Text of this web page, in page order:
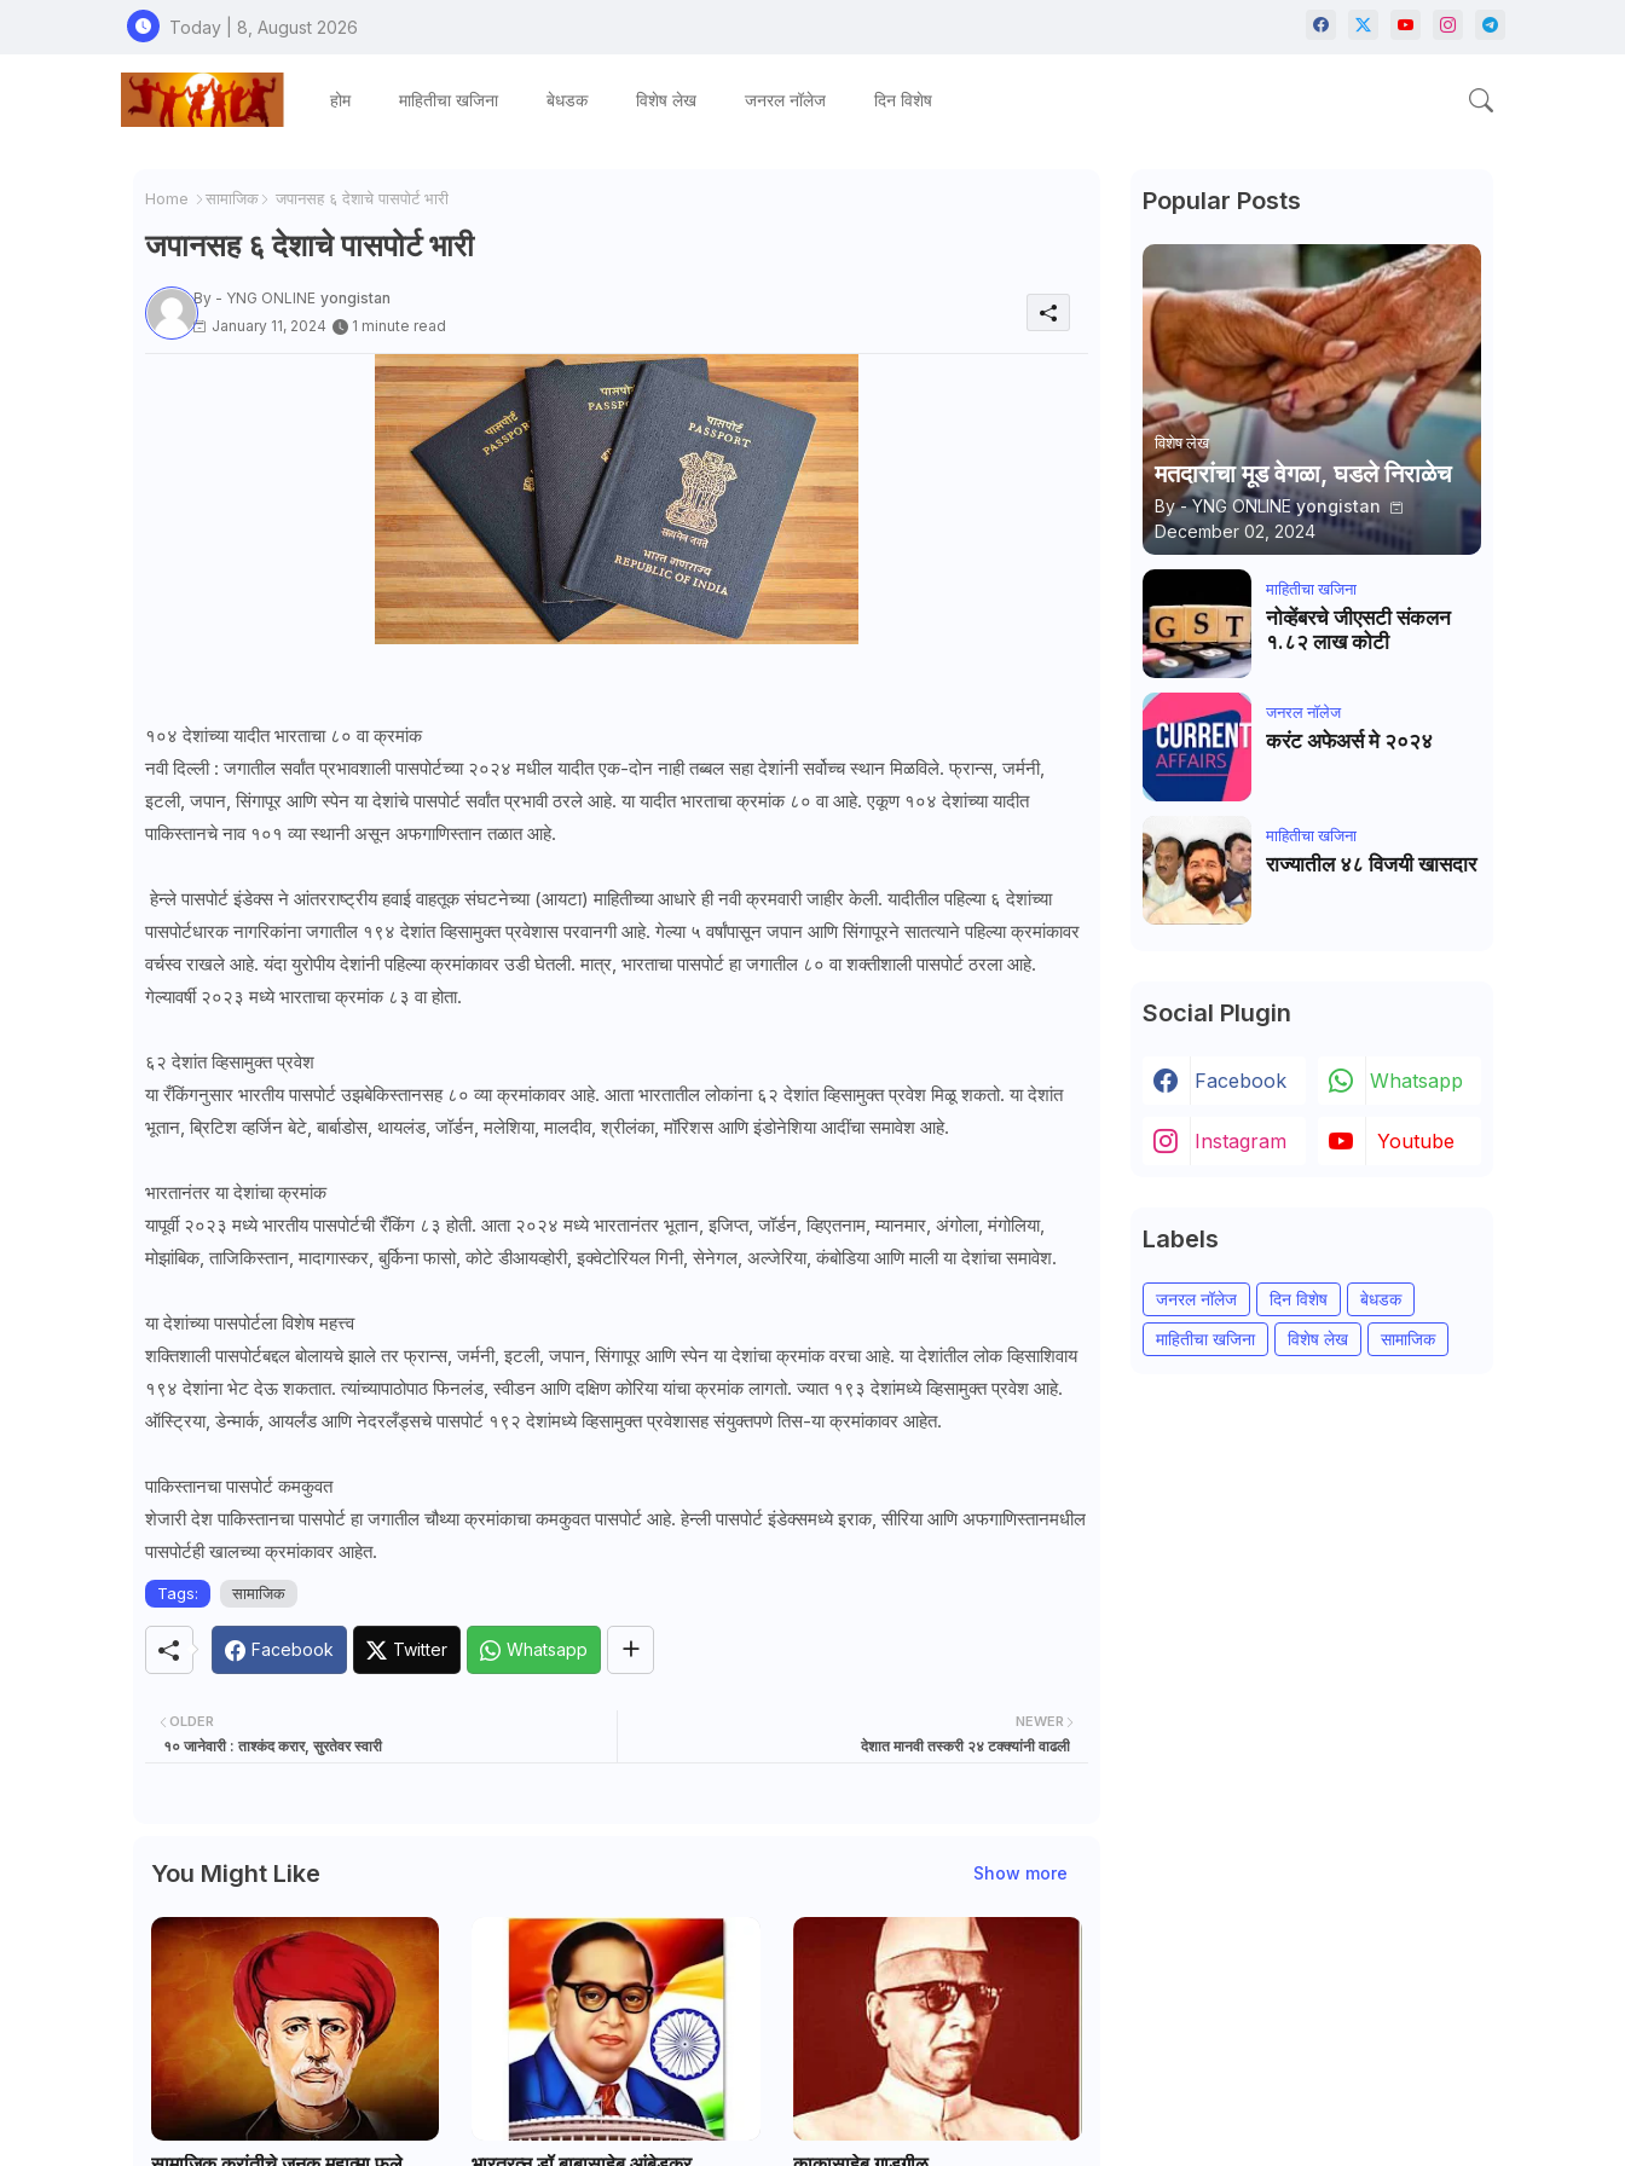
Today | 8, August 2026
होम माहितीचा खजिना बेधडक विशेष लेख जनरल नॉलेज दिन विशेष
Home सामाजिक जपानसह ६ देशाचे पासपोर्ट भारी
जपानसह ६ देशाचे पासपोर्ट भारी
By - YNG ONLINE yongistan
January 11, 2024
1 minute read
१०४ देशांच्या यादीत भारताचा ८० वा क्रमांक
नवी दिल्ली : जगातील सर्वांत प्रभावशाली पासपोर्टच्या २०२४ मधील यादीत एक-दोन नाही तब्बल सहा देशांनी सर्वोच्च स्थान मिळविले. फ्रान्स, जर्मनी,
इटली, जपान, सिंगापूर आणि स्पेन या देशांचे पासपोर्ट सर्वांत प्रभावी ठरले आहे. या यादीत भारताचा क्रमांक ८० वा आहे. एकूण १०४ देशांच्या यादीत
पाकिस्तानचे नाव १०१ व्या स्थानी असून अफगाणिस्तान तळात आहे.
हेन्ले पासपोर्ट इंडेक्स ने आंतरराष्ट्रीय हवाई वाहतूक संघटनेच्या (आयटा) माहितीच्या आधारे ही नवी क्रमवारी जाहीर केली. यादीतील पहिल्या ६ देशांच्या
पासपोर्टधारक नागरिकांना जगातील १९४ देशांत व्हिसामुक्त प्रवेशास परवानगी आहे. गेल्या ५ वर्षांपासून जपान आणि सिंगापूरने सातत्याने पहिल्या क्रमांकावर
वर्चस्व राखले आहे. यंदा युरोपीय देशांनी पहिल्या क्रमांकावर उडी घेतली. मात्र, भारताचा पासपोर्ट हा जगातील ८० वा शक्तीशाली पासपोर्ट ठरला आहे.
गेल्यावर्षी २०२३ मध्ये भारताचा क्रमांक ८३ वा होता.
६२ देशांत व्हिसामुक्त प्रवेश
या रँकिंगनुसार भारतीय पासपोर्ट उझबेकिस्तानसह ८० व्या क्रमांकावर आहे. आता भारतातील लोकांना ६२ देशांत व्हिसामुक्त प्रवेश मिळू शकतो. या देशांत
भूतान, ब्रिटिश व्हर्जिन बेटे, बार्बाडोस, थायलंड, जॉर्डन, मलेशिया, मालदीव, श्रीलंका, मॉरिशस आणि इंडोनेशिया आदींचा समावेश आहे.
भारतानंतर या देशांचा क्रमांक
यापूर्वी २०२३ मध्ये भारतीय पासपोर्टची रँकिंग ८३ होती. आता २०२४ मध्ये भारतानंतर भूतान, इजिप्त, जॉर्डन, व्हिएतनाम, म्यानमार, अंगोला, मंगोलिया,
मोझांबिक, ताजिकिस्तान, मादागास्कर, बुर्किना फासो, कोटे डीआयव्होरी, इक्वेटोरियल गिनी, सेनेगल, अल्जेरिया, कंबोडिया आणि माली या देशांचा समावेश.
या देशांच्या पासपोर्टला विशेष महत्त्व
शक्तिशाली पासपोर्टबद्दल बोलायचे झाले तर फ्रान्स, जर्मनी, इटली, जपान, सिंगापूर आणि स्पेन या देशांचा क्रमांक वरचा आहे. या देशांतील लोक व्हिसाशिवाय
१९४ देशांना भेट देऊ शकतात. त्यांच्यापाठोपाठ फिनलंड, स्वीडन आणि दक्षिण कोरिया यांचा क्रमांक लागतो. ज्यात १९३ देशांमध्ये व्हिसामुक्त प्रवेश आहे.
ऑस्ट्रिया, डेन्मार्क, आयर्लंड आणि नेदरलँड्सचे पासपोर्ट १९२ देशांमध्ये व्हिसामुक्त प्रवेशासह संयुक्तपणे तिस-या क्रमांकावर आहेत.
पाकिस्तानचा पासपोर्ट कमकुवत
शेजारी देश पाकिस्तानचा पासपोर्ट हा जगातील चौथ्या क्रमांकाचा कमकुवत पासपोर्ट आहे. हेन्ली पासपोर्ट इंडेक्समध्ये इराक, सीरिया आणि अफगाणिस्तानमधील
पासपोर्टही खालच्या क्रमांकावर आहेत.
Tags: सामाजिक
Facebook Twitter Whatsapp
NEWER
देशात मानवी तस्करी २४ टक्क्यांनी वाढली
OLDER
१० जानेवारी : ताश्कंद करार, सुरतेवर स्वारी
You Might Like Show more
Popular Posts
विशेष लेख
मतदारांचा मूड वेगळा, घडले निराळेच
By - YNG ONLINE yongistan
December 02, 2024
माहितीचा खजिना
नोव्हेंबरचे जीएसटी संकलन
१.८२ लाख कोटी
जनरल नाॅलेज
करंट अफेअर्स मे २०२४
माहितीचा खजिना
राज्यातील ४८ विजयी खासदार
Social Plugin
Facebook Whatsapp
Instagram Youtube
Labels
जनरल नॉलेज दिन विशेष
बेधडक
माहितीचा खजिना
विशेष लेख सामाजिक